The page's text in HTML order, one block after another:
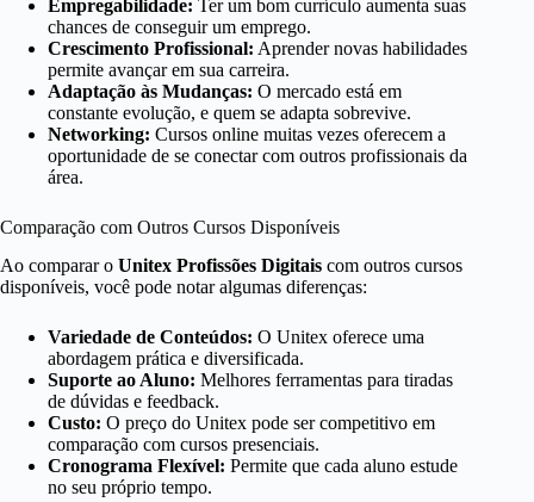
Empregabilidade: Ter um bom currículo aumenta suas
chances de conseguir um emprego.
Crescimento Profissional: Aprender novas habilidades
permite avançar em sua carreira.
Adaptação às Mudanças: O mercado está em
constante evolução, e quem se adapta sobrevive.
Networking: Cursos online muitas vezes oferecem a
oportunidade de se conectar com outros profissionais da
área.
Comparação com Outros Cursos Disponíveis
Ao comparar o Unitex Profissões Digitais com outros cursos
disponíveis, você pode notar algumas diferenças:
Variedade de Conteúdos: O Unitex oferece uma
abordagem prática e diversificada.
Suporte ao Aluno: Melhores ferramentas para tiradas
de dúvidas e feedback.
Custo: O preço do Unitex pode ser competitivo em
comparação com cursos presenciais.
Cronograma Flexível: Permite que cada aluno estude
no seu próprio tempo.